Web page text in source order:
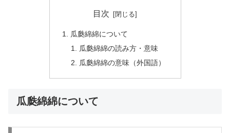
目次
瓜瓞綿綿について
瓜瓞綿綿の読み方・意味
瓜瓞綿綿の意味（外国語）
瓜瓞綿綿について